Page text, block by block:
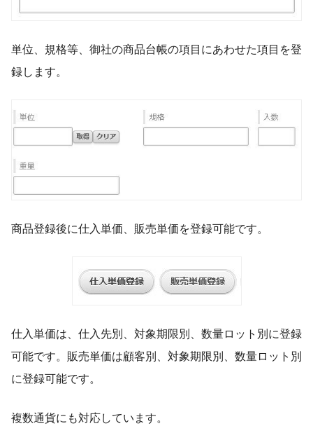
単位、規格等、御社の商品台帳の項目にあわせた項目を登
録します。
商品登録後に仕入単価、販売単価を登録可能です。
仕入単価は、仕入先別、対象期限別、数量ロット別に登録
可能です。販売単価は顧客別、対象期限別、数量ロット別
に登録可能です。
複数通貨にも対応しています。